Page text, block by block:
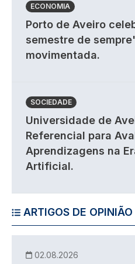
ECONOMIA
Porto de Aveiro
semestre de
movimentada.
SOCIEDADE
Universidade de
Referencial para
Aprendizagens na
Artificial.
ARTIGOS DE OPINIÃO
02.08.2026